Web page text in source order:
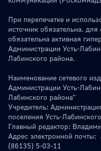
При перепечатке и
источник обязательна.
обязательна активная
Администрации Усть-
Лабинского района.
Наименование сетевого
Администрации Усть-
Лабинского района"
Учредитель:
поселения Усть-
Главный редактор:
Адрес электронной почты:
(86135) 5-03-11